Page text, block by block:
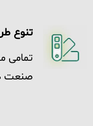
مصرف
تنوع
تمامی
صنعت